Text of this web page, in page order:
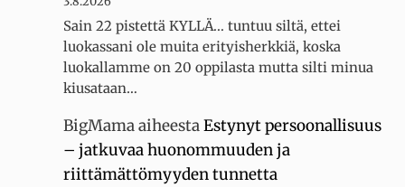
Sain 22 pistettä KYLLÄ... tuntuu siltä, ettei
luokassani ole muita erityisherkkiä, koska
luokallamme on 20 oppilasta mutta silti minua
kiusataan…
BigMamaaiheestaEstynyt persoonallisuus
– jatkuvaa huonommuuden ja
riittämättömyyden tunnetta